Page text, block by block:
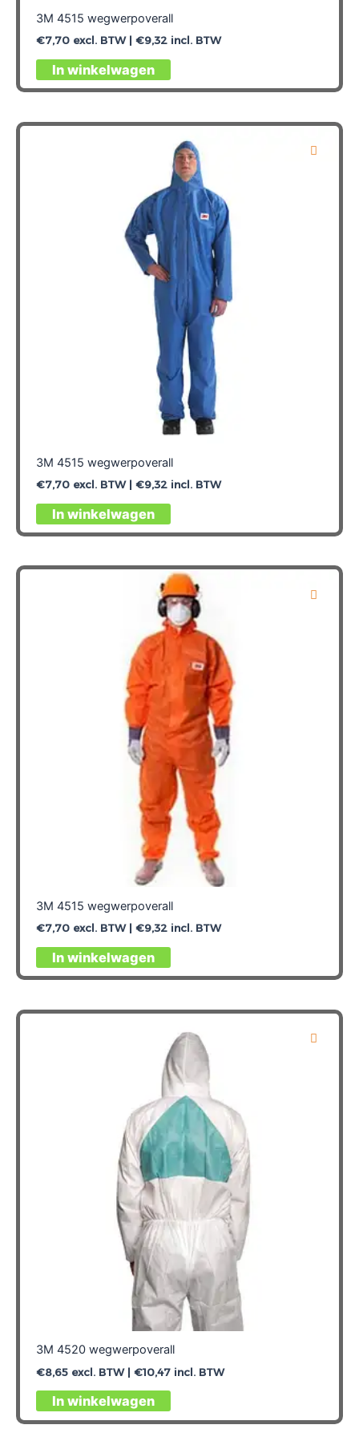
3M 4515 wegwerpoverall
€7,70excl. BTW | €9,32incl. BTW
In winkelwagen
Dit
product
meerdere
variaties.
Deze
optie
kan
gekozen
worden
de
productpagina
3M 4515 wegwerpoverall
€7,70excl. BTW | €9,32incl. BTW
In winkelwagen
Dit
product
meerdere
variaties.
Deze
optie
kan
gekozen
worden
de
productpagina
3M 4515 wegwerpoverall
€7,70excl. BTW | €9,32incl. BTW
In winkelwagen
Dit
product
meerdere
Deze
optie
kan
gekozen
worden
op
de
productpagina
3M 4520 wegwerpoverall
€8,65excl. BTW | €10,47incl. BTW
In winkelwagen
Dit
product